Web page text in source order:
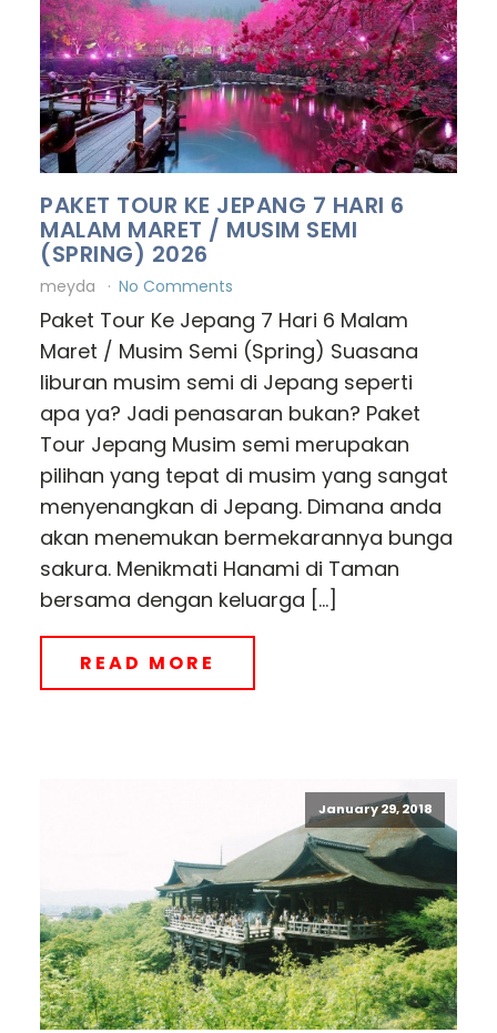
PAKET TOUR KE JEPANG 7 HARI 6
MALAM MARET / MUSIM SEMI
(SPRING) 2026
meyda No Comments
Paket Tour Ke Jepang 7 Hari 6 Malam
Maret / Musim Semi (Spring) Suasana
liburan musim semi di Jepang seperti
apa ya? Jadi penasaran bukan? Paket
Tour Jepang Musim semi merupakan
pilihan yang tepat di musim yang sangat
menyenangkan di Jepang. Dimana anda
akan menemukan bermekarannya bunga
sakura. Menikmati Hanami di Taman
bersama dengan keluarga […]
READ MORE
January 29, 2018